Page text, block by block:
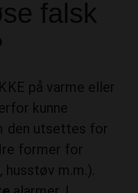
på varme eller
kunne
den utsettes for
former for
m.m.).
det danne seg